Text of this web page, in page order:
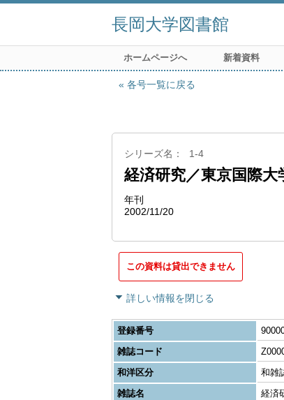
長岡大学図書館
ホームページへ 新着資料
各号一覧に戻る
シリーズ名 1-4
経済研究／東京国際
年刊
2002/11/20
この資料は貸出できません
詳しい情報を閉じる
登録番号
雑誌コード
和洋区分
和雑
雑誌名
経済